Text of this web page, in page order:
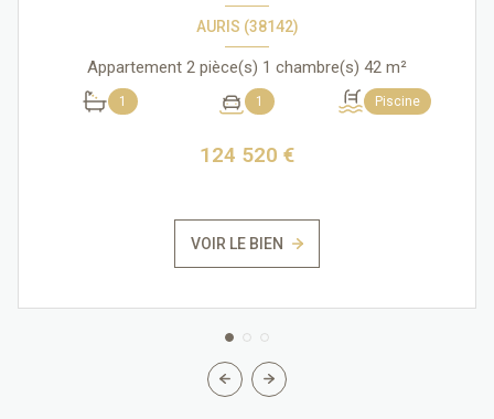
AURIS (38142)
Appartement 2 pièce(s) 1 chambre(s) 42 m²
1 1 Piscine
124 520 €
VOIR LE BIEN